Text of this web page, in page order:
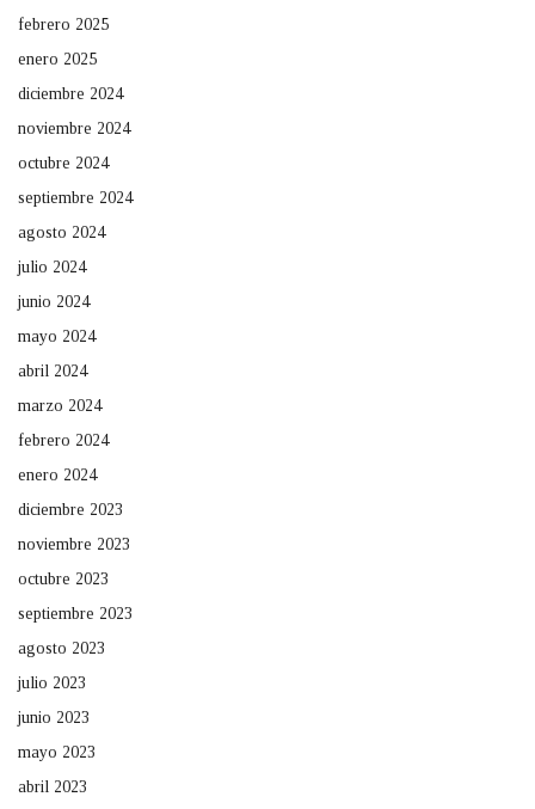
febrero 2025
enero 2025
diciembre 2024
noviembre 2024
octubre 2024
septiembre 2024
agosto 2024
julio 2024
junio 2024
mayo 2024
abril 2024
marzo 2024
febrero 2024
enero 2024
diciembre 2023
noviembre 2023
octubre 2023
septiembre 2023
agosto 2023
julio 2023
junio 2023
mayo 2023
abril 2023